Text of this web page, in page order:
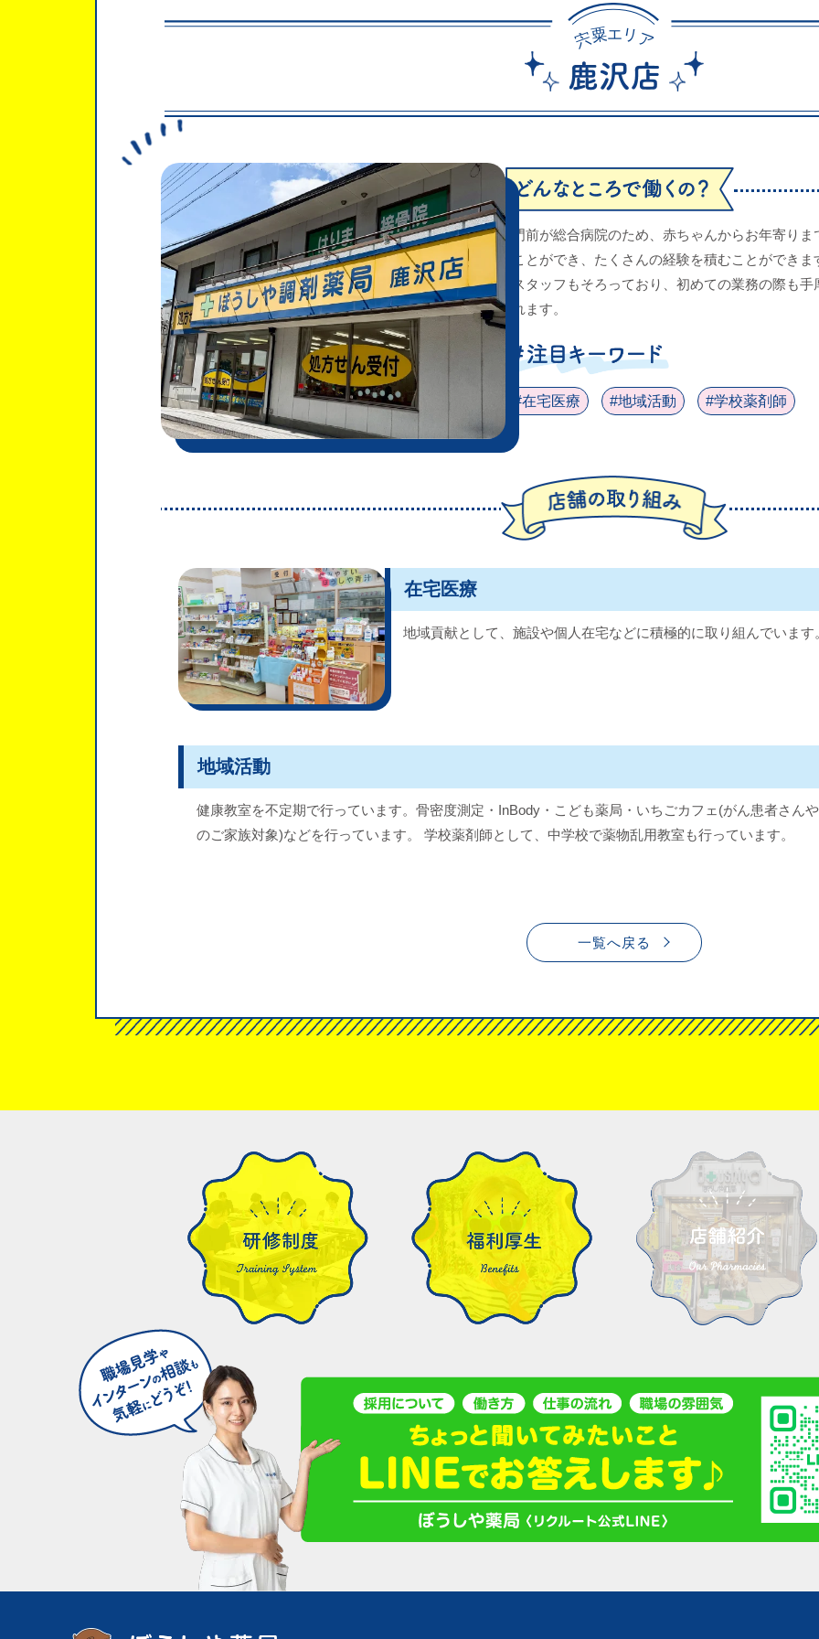
宍粟エリア
門前が総合病院のため、赤ちゃんからお年寄り
ことができ、たくさんの経験を積むことができ
スタッフもそろっており、初めての業務の際も
れます。
#在宅医療 #地域活動 #学校薬剤師
在宅医療
地域貢献として、施設や個人在宅などに積極的に取り組んでいます
地域活動
健康教室を不定期で行っています。骨密度測定・InBody・こども薬局・いちごカフェ(がん患者さん
のご家族対象)などを行っています。 学校薬剤師として、中学校で薬物乱用教室も行っています。
一覧へ戻る